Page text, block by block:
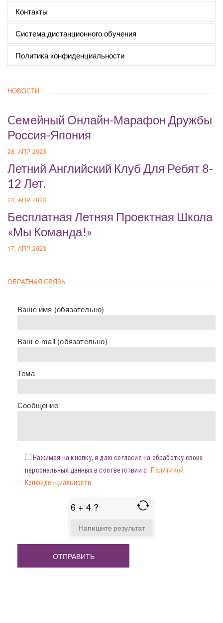
Контакты
Система дистанционного обучения
Политика конфиденциальности
НОВОСТИ
Cемейный Онлайн-Марафон Дружбы
Россия-Япония
28, АПР 2023
Летний Английский Клуб Для Ребят 8-
12 Лет.
24, АПР 2023
Бесплатная Летняя Проектная Школа
«Мы Команда!»
17, АПР 2023
ОБРАТНАЯ СВЯЗЬ
Ваше имя (обязательно)
Ваш e-mail (обязательно)
Тема
Сообщение
Нажимая на кнопку, я даю согласие на обработку своих
персональных данных в соответствии с
Политикой
Конфиденциальности
6 + 4 ?
FOR
+